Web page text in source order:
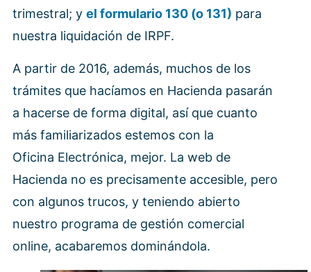
trimestral; y el formulario 130 (o 131) para
nuestra liquidación de IRPF.
A partir de 2016, además, muchos de los
trámites que hacíamos en Hacienda pasarán
a hacerse de forma digital, así que cuanto
más familiarizados estemos con la
Oficina Electrónica, mejor. La web de
Hacienda no es precisamente accesible, pero
con algunos trucos, y teniendo abierto
nuestro programa de gestión comercial
online, acabaremos dominándola.